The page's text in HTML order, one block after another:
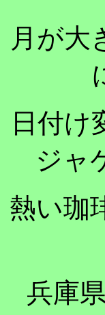
月が大
日付け
ジャ
熱い珈
兵庫